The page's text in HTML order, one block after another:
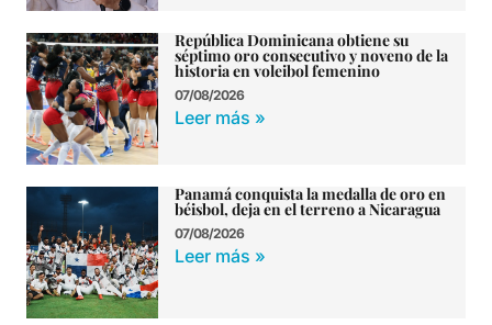
República Dominicana obtiene su
séptimo oro consecutivo y noveno de la
historia en voleibol femenino
07/08/2026
Leer más »
Panamá conquista la medalla de oro en
béisbol, deja en el terreno a Nicaragua
07/08/2026
Leer más »